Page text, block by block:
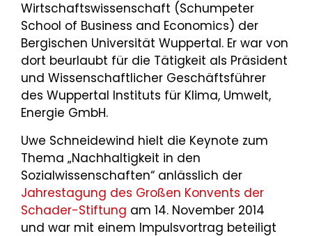
Wirtschaftswissenschaft (Schumpeter
School of Business and Economics) der
Bergischen Universität Wuppertal. Er war von
dort beurlaubt für die Tätigkeit als Präsident
und Wissenschaftlicher Geschäftsführer
des Wuppertal Instituts für Klima, Umwelt,
Energie GmbH.
Uwe Schneidewind hielt die Keynote zum
Thema „Nachhaltigkeit in den
Sozialwissenschaften“ anlässlich der
Jahrestagung des Großen Konvents der
Schader-Stiftung am 14. November 2014
und war mit einem Impulsvortrag beteiligt